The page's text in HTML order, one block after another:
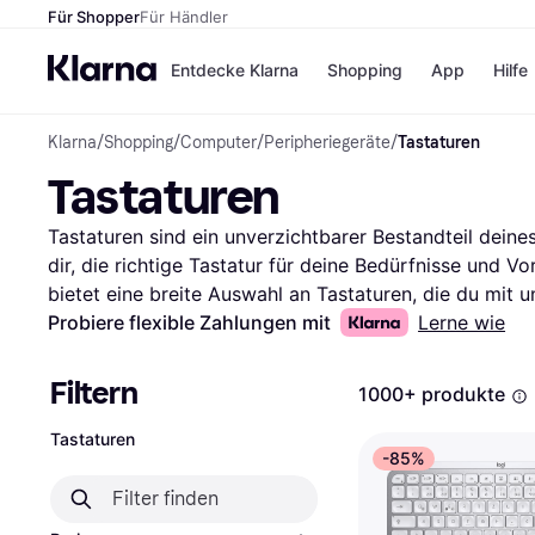
Für ShopperFür Händler
Entdecke Klarna
Zahlungsmethoden
Bezahle in 3 Teilzahlungen
Bezahle in bis zu 30 Tagen
Ratenzahlung
Shopping
Shops
Temu
SHEIN
App Hilfe
Klarna/Shopping/Computer/Peripheriegeräte/Tastaturen
Tastaturen
Tastaturen sind ein unverzichtbarer Bestandteil
dir, die richtige Tastatur für deine Bedürfnisse und
bietet eine breite Auswahl an Tastaturen, die du mit
kannst. Egal, ob du nach einer kabellosen,
oder Bewertungen filtern, um deine Suche weiter
Tastatur, die deinen Anforderungen entspricht. Lies
mehr über deren Erfahrungen zu erfahren und die
Suche hier und finde die Tastatur, die perfekt zu dir
erleichtert. Mehr über tastaturen »
Probiere flexible Zahlungen mit Lerne wie
Filtern
Tastaturen
1000+ produkte
-85%